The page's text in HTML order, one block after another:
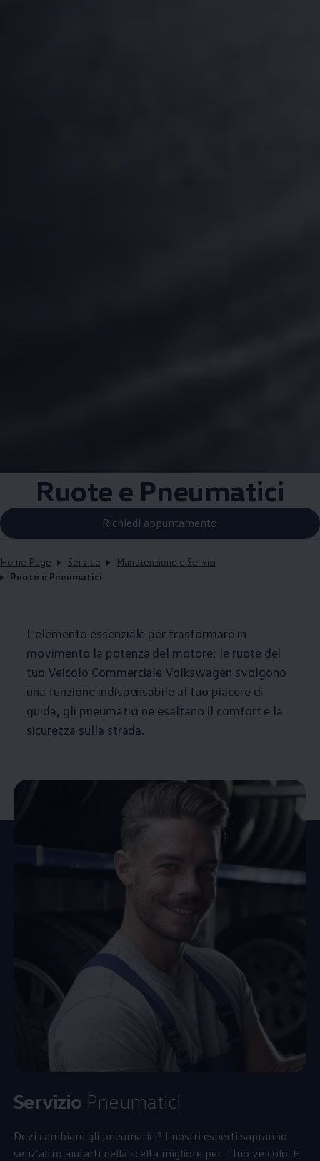
Ruote e Pneumatici
Richiedi appuntamento
Home Page Service
Manutenzione e Servizi
Ruote e Pneumatici
L’elemento essenziale per trasformare in
movimento la potenza del motore: le ruote del
tuo Veicolo Commerciale Volkswagen svolgono
una funzione indispensabile al tuo piacere di
guida, gli pneumatici ne esaltano il comfort e la
sicurezza sulla strada.
Servizio Pneumatici
Devi cambiare gli pneumatici? I nostri esperti sapranno
senz’altro aiutarti nella scelta migliore per il tuo veicolo. E